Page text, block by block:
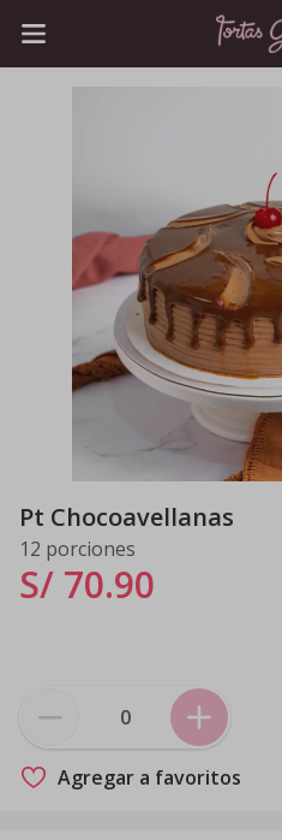
Pt Chocoavellanas
12 porciones
S/ 70.90
Agregar a favoritos